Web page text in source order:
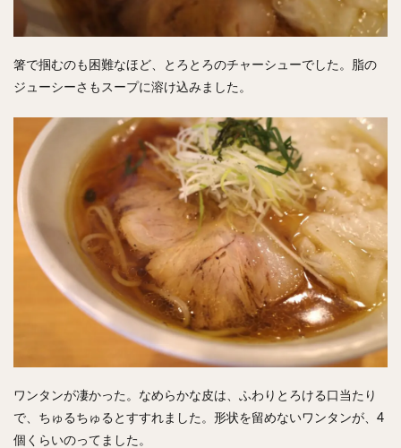
箸で掴むのも困難なほど、とろとろのチャーシューでした。脂の
ジューシーさもスープに溶け込みました。
ワンタンが凄かった。なめらかな皮は、ふわりとろける口当たり
で、ちゅるちゅるとすすれました。形状を留めないワンタンが、4
個くらいのってました。